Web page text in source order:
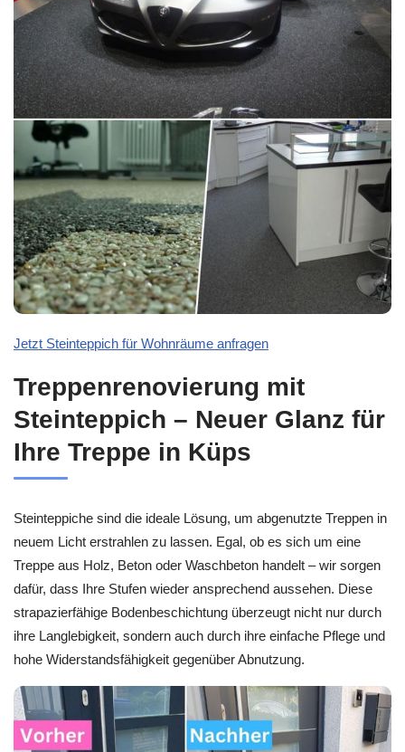
Jetzt Steinteppich für Wohnräume anfragen
Treppenrenovierung mit
Steinteppich – Neuer Glanz für
Ihre Treppe in Küps
Steinteppiche sind die ideale Lösung, um abgenutzte Treppen in
neuem Licht erstrahlen zu lassen. Egal, ob es sich um eine
Treppe aus Holz, Beton oder Waschbeton handelt – wir sorgen
dafür, dass Ihre Stufen wieder ansprechend aussehen. Diese
strapazierfähige Bodenbeschichtung überzeugt nicht nur durch
ihre Langlebigkeit, sondern auch durch ihre einfache Pflege und
hohe Widerstandsfähigkeit gegenüber Abnutzung.